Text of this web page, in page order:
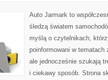
Auto Jarmark to
śledzą światem
myślą o czytelnikach,
poinformowani w
ale jednocześnie szukają
i ciekawy sposób. Strona